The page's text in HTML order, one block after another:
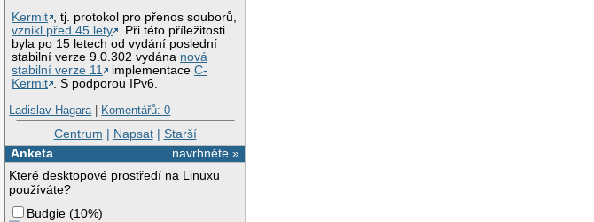
Kermit , tj. protokol pro přenos souborů,
vznikl před 45 lety . Při této příležitosti
byla po 15 letech od vydání poslední
stabilní verze 9.0.302 vydána nová
stabilní verze 11
implementaceC-
Kermit . S podporou IPv6.
Ladislav Hagara| Komentářů: 0
Centrum | Napsat| Starší
navrhněte »
Anketa
Které desktopové prostředí na Linuxu
používáte?
Budgie (10%)